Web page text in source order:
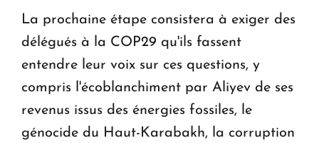
La prochaine étape consistera à exiger des
délégués à la COP29 qu'ils fassent
entendre leur voix sur ces questions, y
compris l'écoblanchiment par Aliyev de ses
revenus issus des énergies fossiles, le
génocide du Haut-Karabakh, la corruption